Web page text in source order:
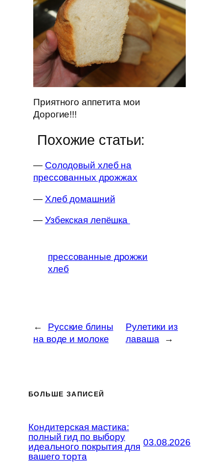
Приятного аппетита мои
Дорогие!!!
Похожие статьи:
— Солодовый хлеб на
прессованных дрожжах
— Хлеб домашний
— Узбекская лепёшка
прессованные дрожжи
хлеб
←
Русские блины
на воде и молоке
Рулетики из
лаваша
→
БОЛЬШЕ ЗАПИСЕЙ
Кондитерская мастика:
полный гид по выбору
идеального покрытия для
вашего торта
03.08.2026